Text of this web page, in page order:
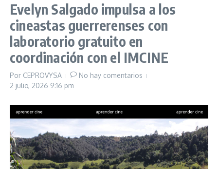
Evelyn Salgado impulsa a los
cineastas guerrerenses con
laboratorio gratuito en
coordinación con el IMCINE
Por CEPROVYSA
No hay comentarios
2 julio, 2026 9:16 pm